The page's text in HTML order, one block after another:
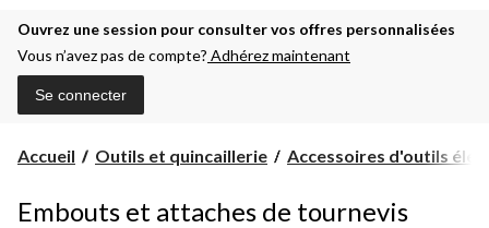
Ouvrez une session pour consulter vos offres personnalisées
Vous n’avez pas de compte? Adhérez maintenant
Se connecter
Accueil Outils et quincaillerie Accessoires d'outils
Embouts et attaches de tournevis